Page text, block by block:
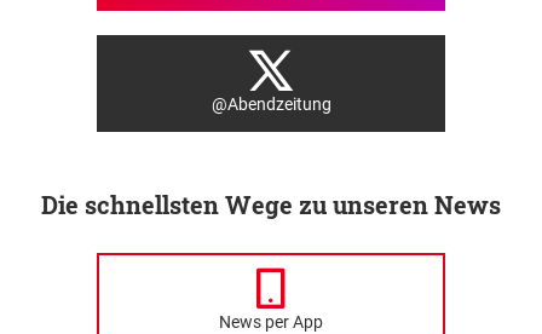
@Abendzeitung
Die schnellsten Wege zu unseren News
News per App